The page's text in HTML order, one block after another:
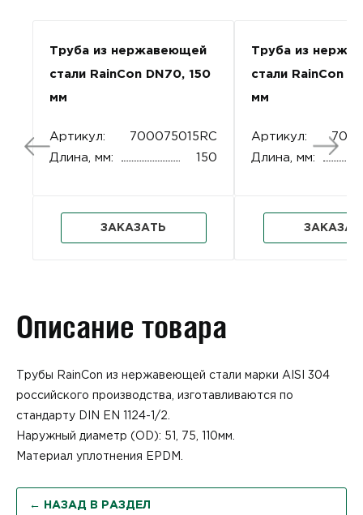
Труба из нержавеющей
стали RainCon DN70, 150
мм
Артикул:
700075015RC
Длина, мм:
150
ЗАКАЗАТЬ
Труба из
стали RainCon
мм
Артикул:
Длина, мм:
Описание товара
Трубы RainCon из нержавеющей стали марки AISI 304
российского производства, изготавливаются по
стандарту DIN EN 1124-1/2.
Наружный диаметр (OD): 51, 75, 110мм.
Материал уплотнения EPDM.
← НАЗАД В РАЗДЕЛ